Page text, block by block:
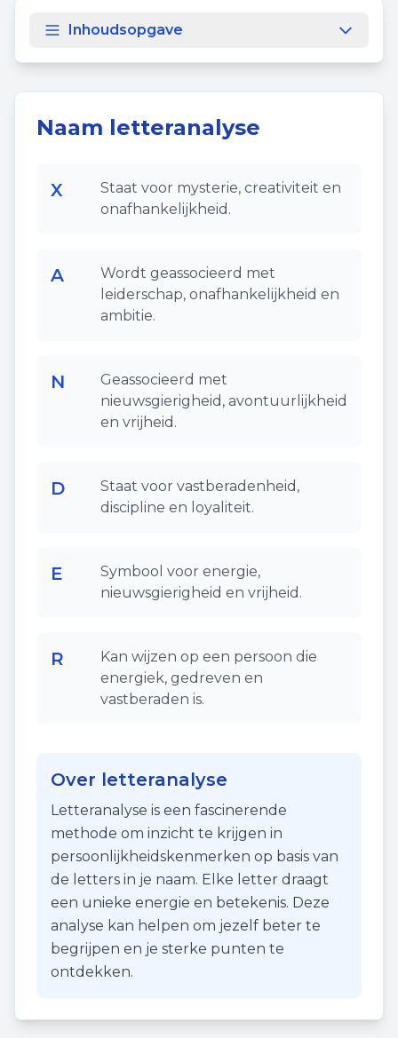
Inhoudsopgave
Naam letteranalyse
X
Staat voor mysterie, creativiteit en
onafhankelijkheid.
A
Wordt geassocieerd met
leiderschap, onafhankelijkheid en
ambitie.
N
Geassocieerd met
nieuwsgierigheid, avontuurlijkheid
en vrijheid.
D
Staat voor vastberadenheid,
discipline en loyaliteit.
E
Symbool voor energie,
nieuwsgierigheid en vrijheid.
R
Kan wijzen op een persoon die
energiek, gedreven en
vastberaden is.
Over letteranalyse
Letteranalyse is een fascinerende
methode om inzicht te krijgen in
persoonlijkheidskenmerken op basis van
de letters in je naam. Elke letter draagt
een unieke energie en betekenis. Deze
analyse kan helpen om jezelf beter te
begrijpen en je sterke punten te
ontdekken.